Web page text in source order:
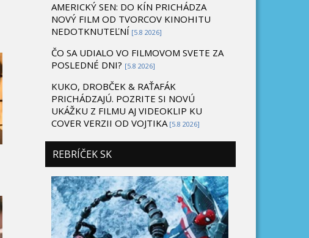
AMERICKÝ SEN: DO KÍN PRICHÁDZA
NOVÝ FILM OD TVORCOV KINOHITU
NEDOTKNUTEĽNÍ [5.8 2026]
ČO SA UDIALO VO FILMOVOM SVETE ZA
POSLEDNÉ DNI? [5.8 2026]
KUKO, DROBČEK & RAŤAFÁK
PRICHÁDZAJÚ. POZRITE SI NOVÚ
UKÁŽKU Z FILMU AJ VIDEOKLIP KU
COVER VERZII OD VOJTIKA [5.8 2026]
REBRÍČEK SK